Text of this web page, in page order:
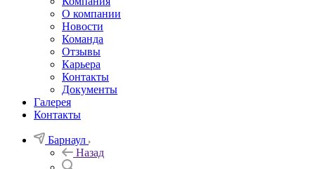
О компании
Новости
Команда
Отзывы
Карьера
Контакты
Документы
Галерея
Контакты
Барнаул
Назад